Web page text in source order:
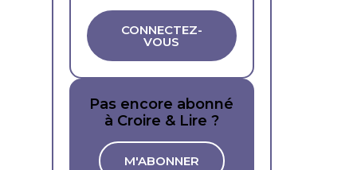
CONNECTEZ-
VOUS
Pas encore abonné
à Croire & Lire ?
M'ABONNER